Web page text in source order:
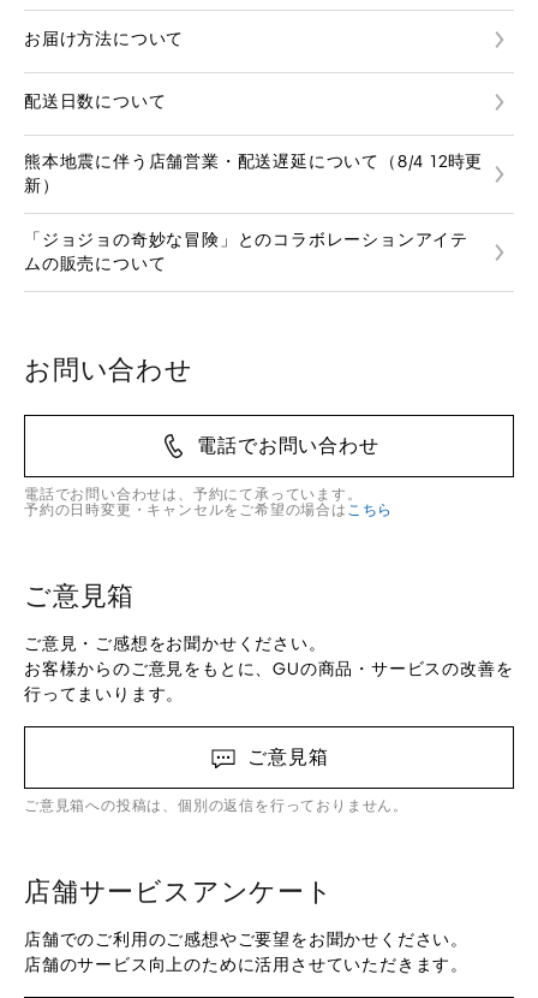
お届け方法について
配送日数について
熊本地震に伴う店舗営業・配送遅延について（8/4 12時更
新）
「ジョジョの奇妙な冒険」とのコラボレーションアイテ
ムの販売について
お問い合わせ
電話でお問い合わせ
電話でお問い合わせは、予約にて承っています。
予約の日時変更・キャンセルをご希望の場合は こちら
ご意見箱
ご意見・ご感想をお聞かせください。
お客様からのご意見をもとに、GUの商品・サービスの改善を
行ってまいります。
ご意見箱
ご意見箱への投稿は、個別の返信を行っておりません。
店舗サービスアンケート
店舗でのご利用のご感想やご要望をお聞かせください。
店舗のサービス向上のために活用させていただきます。